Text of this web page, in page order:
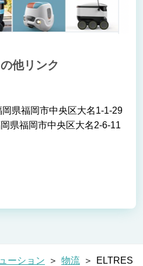
他リンク
岡県福岡市中央区大名1-1-29
県福岡市中央区大名2-6-11
ーション 物流
ELTRES